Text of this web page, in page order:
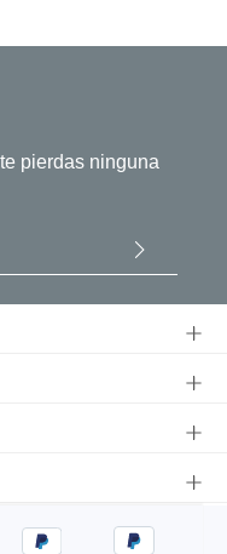
pierdas ninguna